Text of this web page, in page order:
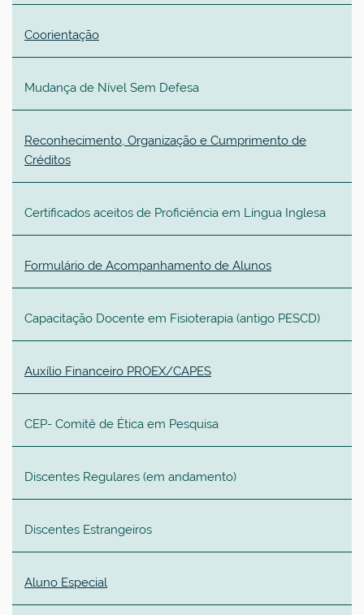
Coorientação
Mudança de Nível Sem Defesa
Reconhecimento, Organização e Cumprimento de
Créditos
Certificados aceitos de Proficiência em Língua Inglesa
Formulário de Acompanhamento de Alunos
Capacitação Docente em Fisioterapia (antigo PESCD)
Auxílio Financeiro PROEX/CAPES
CEP- Comitê de Ética em Pesquisa
Discentes Regulares (em andamento)
Discentes Estrangeiros
Aluno Especial